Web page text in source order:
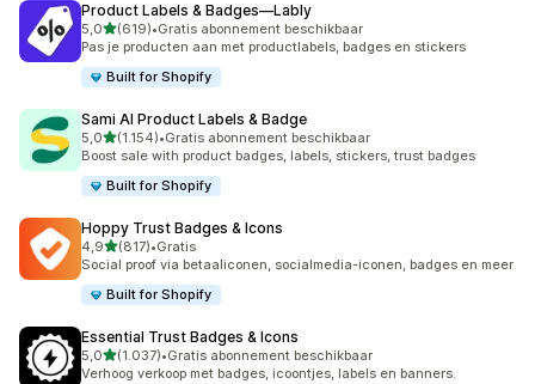
Product Labels & Badges—Lably
5,0van 5 sterren
(619)
619 recensies in totaal
•Gratis abonnement beschikbaar
Pas je producten aan met productlabels, badges en stickers
Built for Shopify
Sami AI Product Labels & Badge
5,0van 5 sterren
(1.154)
1154 recensies in totaal
•Gratis abonnement beschikbaar
Boost sale with product badges, labels, stickers, trust badges
Built for Shopify
Hoppy Trust Badges & Icons
4,9van 5 sterren
(817)
817 recensies in totaal
•Gratis
Social proof via betaaliconen, socialmedia-iconen, badges en meer
Built for Shopify
Essential Trust Badges & Icons
5,0van 5 sterren
(1.037)
1037 recensies in totaal
•Gratis abonnement beschikbaar
Verhoog verkoop met badges, icoontjes, labels en banners.